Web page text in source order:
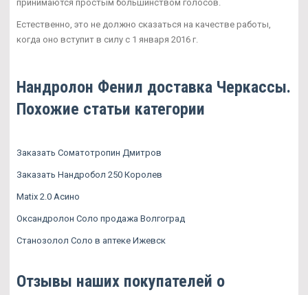
принимаются простым большинством голосов.
Естественно, это не должно сказаться на качестве работы,
когда оно вступит в силу с 1 января 2016 г.
Нандролон Фенил доставка Черкассы.
Похожие статьи категории
Заказать Соматотропин Дмитров
Заказать Нандробол 250 Королев
Matix 2.0 Асино
Оксандролон Соло продажа Волгоград
Станозолол Соло в аптеке Ижевск
Отзывы наших покупателей о